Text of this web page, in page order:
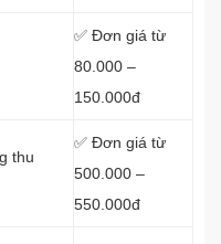
✅ Đơn giá từ
80.000 –
150.000đ
thu
✅ Đơn giá từ
500.000 –
550.000đ